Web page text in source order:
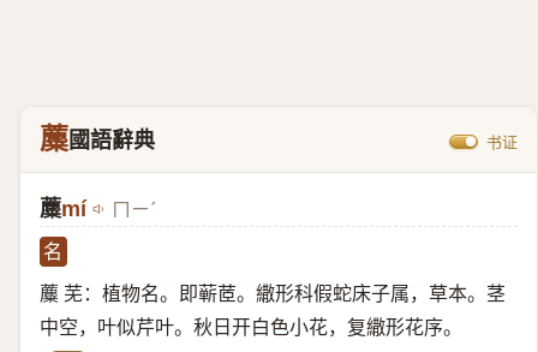
蘪國語辭典 书证
蘪mí ㄇㄧˊ
名
蘪 芜：植物名。即蕲茝。繖形科假蛇床子属，草本。茎
中空，叶似芹叶。秋日开白色小花，复繖形花序。